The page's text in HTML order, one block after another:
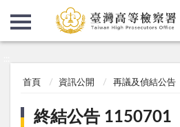
首頁 資訊公開 再議及偵結公告
終結公告 1150701